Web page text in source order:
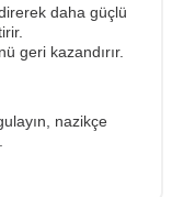
daha güçlü
geri kazandırır.
nazikçe